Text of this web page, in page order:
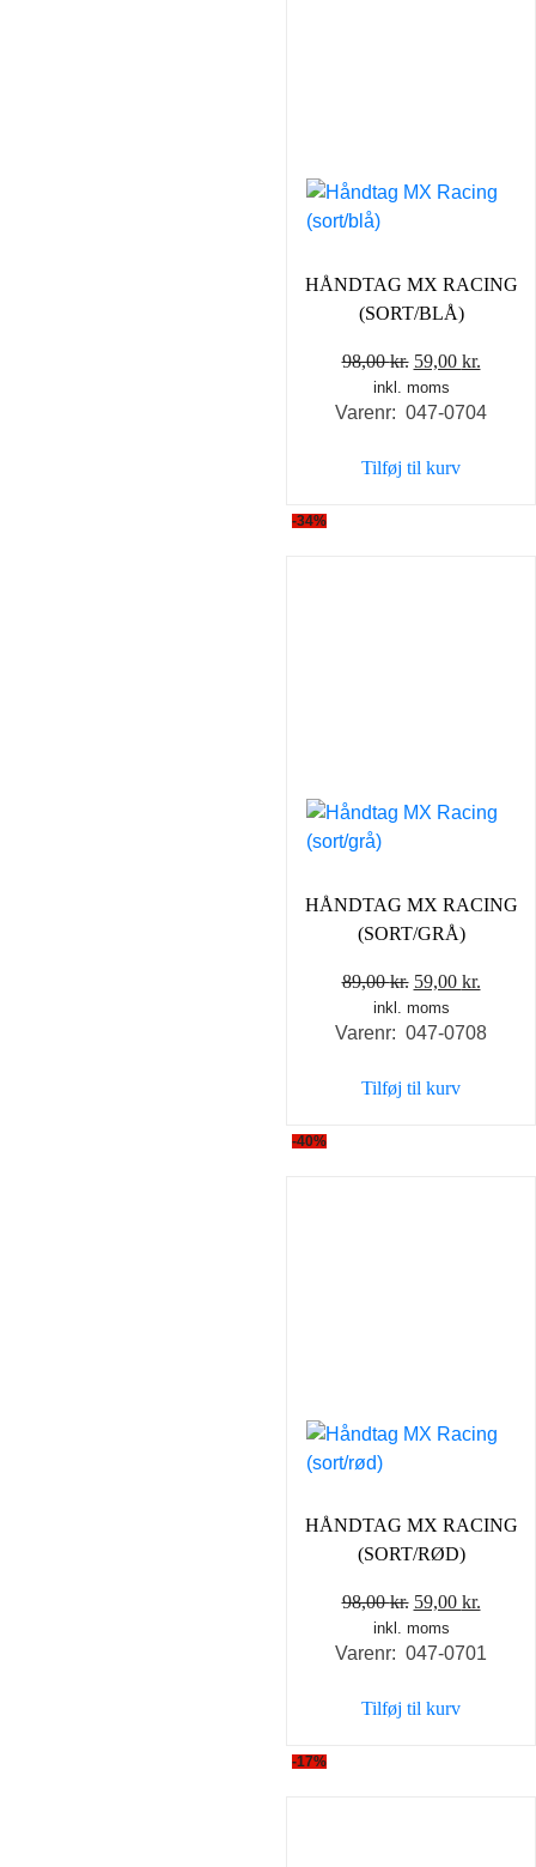
HÅNDTAG MX RACING
(SORT/BLÅ)
98,00kr. Den
oprindelige
pris
98,00 kr..
59,00 kr.
pris
inkl. moms
Varenr: 047-0704
Tilføj til kurv
-34%
HÅNDTAG MX RACING
(SORT/GRÅ)
89,00kr. Den
oprindelige
pris
89,00 kr..
59,00 kr.
pris
inkl. moms
Varenr: 047-0708
Tilføj til kurv
-40%
HÅNDTAG MX RACING
(SORT/RØD)
98,00kr. Den
oprindelige
pris
98,00 kr..
59,00 kr.
pris
inkl. moms
Varenr: 047-0701
Tilføj til kurv
-17%